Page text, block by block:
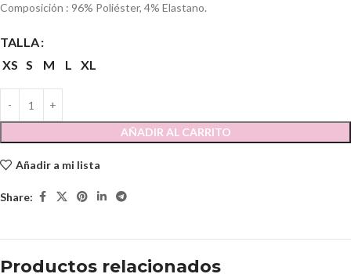
Composición : 96% Poliéster, 4% Elastano.
TALLA
XS S M L XL
AÑADIR AL CARRITO
Añadir a mi lista
Share:
Productos relacionados